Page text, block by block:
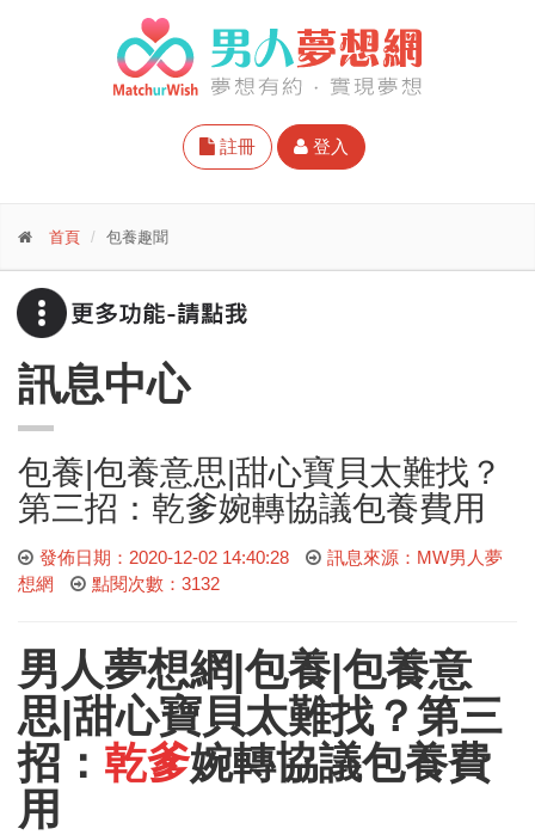
註冊 登入
首頁 包養趣聞
訊息中心
包養|包養意思|甜心寶貝太難找？
第三招：乾爹婉轉協議包養費用
發佈日期：2020-12-02 14:40:28
訊息來源：MW男人夢
想網
點閱次數：3132
男人夢想網|包養|包養意
思|甜心寶貝太難找？第三
招： 乾爹婉轉協議包養費
用